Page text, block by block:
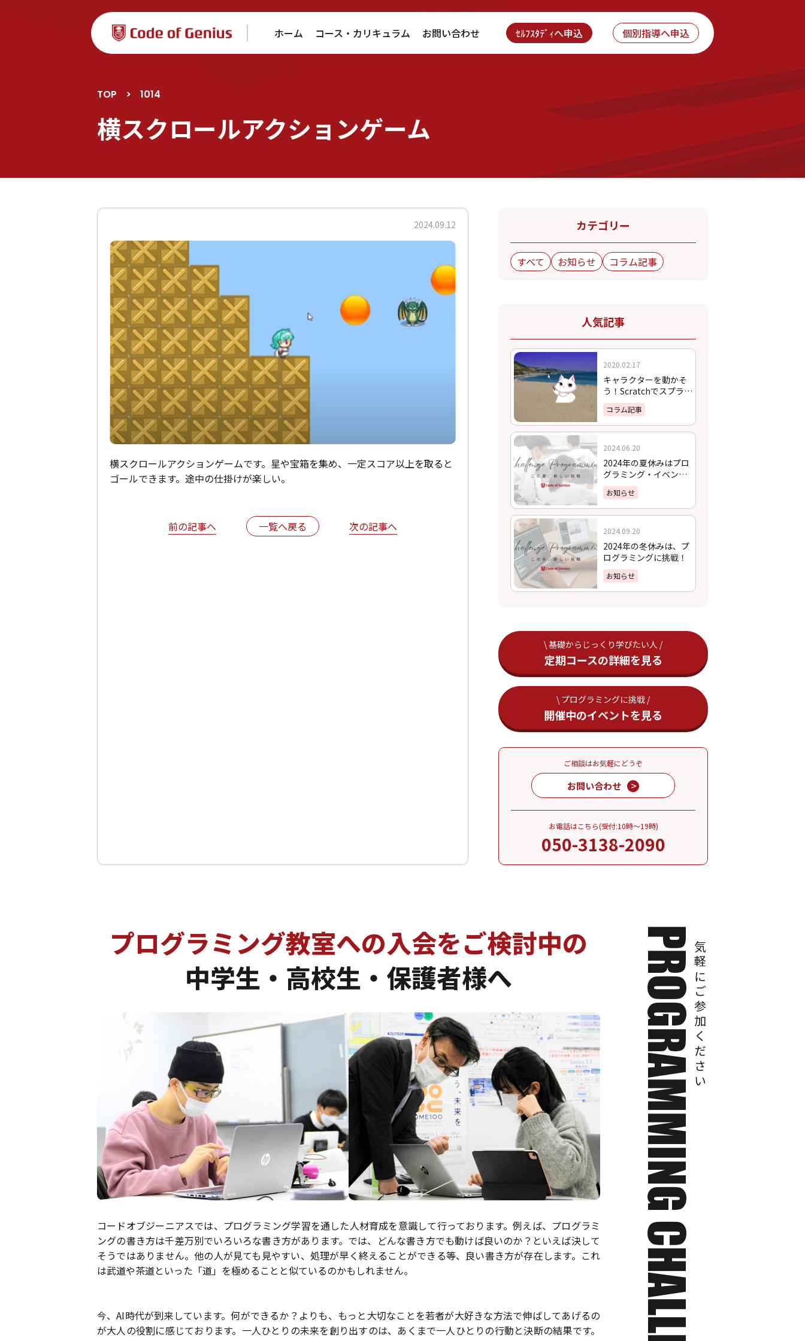
ホーム コース・カリキュラム お問い合わせ ｾﾙﾌｽﾀﾃﾞｨへ申込 個別指導へ申込
TOP > 1014
横スクロールアクションゲーム
2024.09.12
横スクロールアクションゲームです。星や宝箱を集め、一定スコア以上を取ると
ゴールできます。途中の仕掛けが楽しい。
前の記事へ 一覧へ戻る 次の記事へ
カテゴリー
すべて お知らせ コラム記事
人気記事
2020.02.17
キャラクターを動かそ
う！Scratchでスプライ
トを動かす方法
コラム記事
2024.06.20
2024年の夏休みはプロ
グラミング・イベント
に挑戦しよう！
お知らせ
2024.09.20
2024年の冬休みは、プ
ログラミングに挑戦！
お知らせ
\ 基礎からじっくり学びたい人 /
定期コースの詳細を見る
\ プログラミングに挑戦 /
開催中のイベントを見る
ご相談はお気軽にどうぞ
お問い合わせ
お電話はこちら(受付:10時～19時)
050-3138-2090
お気軽にご参加ください
PROGRAMMING CHALLENGE
プログラミング教室への入会をご検討中の
中学生・高校生・保護者様へ
コードオブジーニアスでは、プログラミング学習を通した人材育成を意識して行っております。例えば、プログラミ
ングの書き方は千差万別でいろいろな書き方があります。では、どんな書き方でも動けば良いのか？といえば決して
そうではありません。他の人が見ても見やすい、処理が早く終えることができる等、良い書き方が存在します。これ
は武道や茶道といった「道」を極めることと似ているのかもしれません。
今、AI時代が到来しています。何ができるか？よりも、もっと大切なことを若者が大好きな方法で伸ばしてあげるの
が大人の役割に感じております。一人ひとりの未来を創り出すのは、あくまで一人ひとりの行動と決断の結果です。